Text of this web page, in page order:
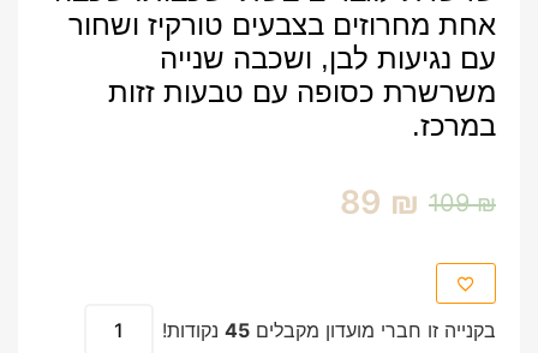
אחת מחרוזים בצבעים טורקיז ושחור
עם נגיעות לבן, ושכבה שנייה
משרשרת כסופה עם טבעות זזות
במרכז.
109₪
89 ₪
בקנייה זו חברי מועדון מקבלים 45 נקודות!